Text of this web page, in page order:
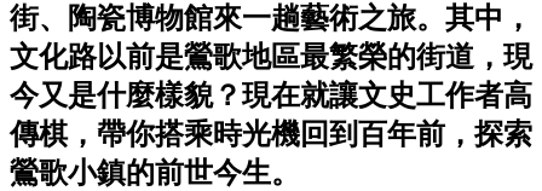
街、陶瓷博物館來一趟藝術之旅。其中，
文化路以前是鶯歌地區最繁榮的街道，現
今又是什麼樣貌？現在就讓文史工作者高
傳棋，帶你搭乘時光機回到百年前，探索
鶯歌小鎮的前世今生。